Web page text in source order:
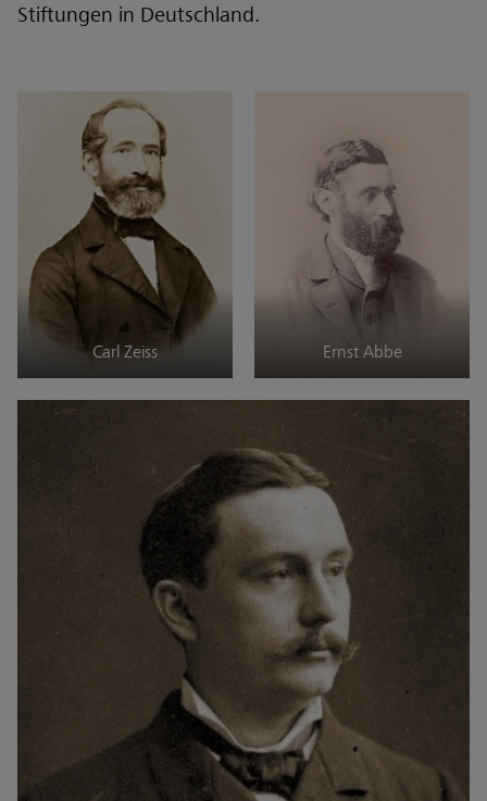
Stiftungen in Deutschland.
Carl Zeiss Ernst Abbe